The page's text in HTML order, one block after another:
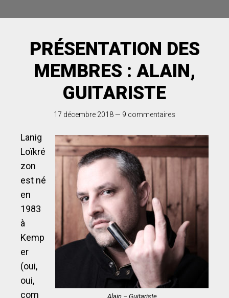
PRÉSENTATION DES
MEMBRES : ALAIN,
GUITARISTE
17 décembre 2018— 9 commentaires
Alain – Guitariste
Lanig
Loïkré
zon
est né
en
1983
à
Kemp
er
(oui,
oui,
com